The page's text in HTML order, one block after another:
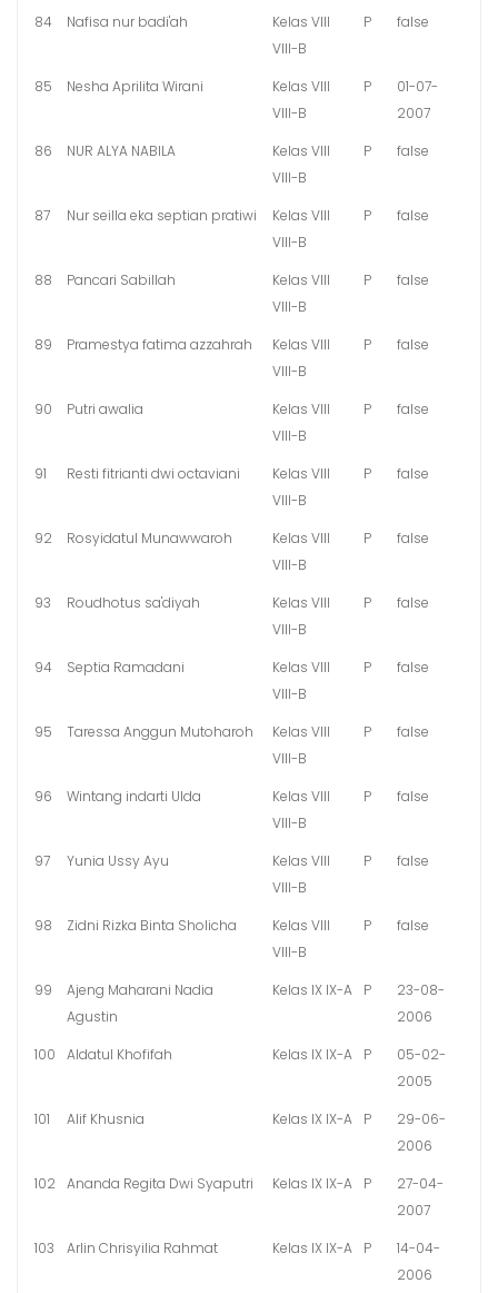
84 Nafisa nur badi'ah
Kelas VIII
VIII-B
P false
85 Nesha Aprilita Wirani
Kelas VIII
VIII-B
P
01-07-
2007
86
NUR ALYA NABILA
Kelas VIII
VIII-B
P false
87 Nur seilla eka septian pratiwi
Kelas VIII
VIII-B
P false
88 Pancari Sabillah
Kelas VIII
VIII-B
P false
89 Pramestya fatima azzahrah
Kelas VIII
VIII-B
P false
90 Putri awalia
Kelas VIII
VIII-B
P false
91 Resti fitrianti dwi octaviani
Kelas VIII
VIII-B
P false
92 Rosyidatul Munawwaroh
Kelas VIII
VIII-B
P false
93 Roudhotus sa'diyah
Kelas VIII
VIII-B
P false
94 Septia Ramadani
Kelas VIII
VIII-B
P false
95 Taressa Anggun Mutoharoh
Kelas VIII
VIII-B
P false
96 Wintang indarti Ulda
Kelas VIII
VIII-B
P false
97 Yunia Ussy Ayu
Kelas VIII
VIII-B
P false
98 Zidni Rizka Binta Sholicha
Kelas VIII
VIII-B
P false
99
Ajeng Maharani Nadia
Agustin
Kelas IX IX-A P
23-08-
2006
100
Aldatul Khofifah Kelas IX IX-A P
05-02-
2005
101
Alif Khusnia Kelas IX IX-A P
29-06-
2006
102
Ananda Regita Dwi Syaputri Kelas IX IX-A P
27-04-
2007
103
Arlin Chrisyilia Rahmat Kelas IX IX-A P
14-04-
2006